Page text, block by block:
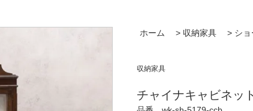
ホーム > 収納家具 > ショ
収納家具
チャイナキャビネッ